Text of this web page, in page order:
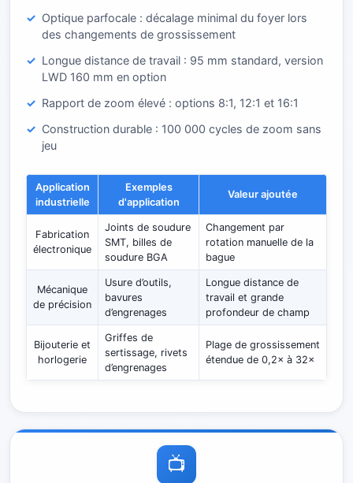
Optique parfocale : décalage minimal du foyer lors
des changements de grossissement
Longue distance de travail : 95 mm standard, version
LWD 160 mm en option
Rapport de zoom élevé : options 8:1, 12:1 et 16:1
Construction durable : 100 000 cycles de zoom sans
jeu
Application
industrielle
Exemples
d'application
Valeur ajoutée
Fabrication
électronique
Joints de soudure
SMT, billes de
soudure BGA
Changement par
rotation manuelle de la
bague
Mécanique
de précision
Usure d’outils,
bavures
d’engrenages
Longue distance de
travail et grande
profondeur de champ
Bijouterie et
horlogerie
Griffes de
sertissage, rivets
d’engrenages
Plage de grossissement
étendue de 0,2× à 32×
📺